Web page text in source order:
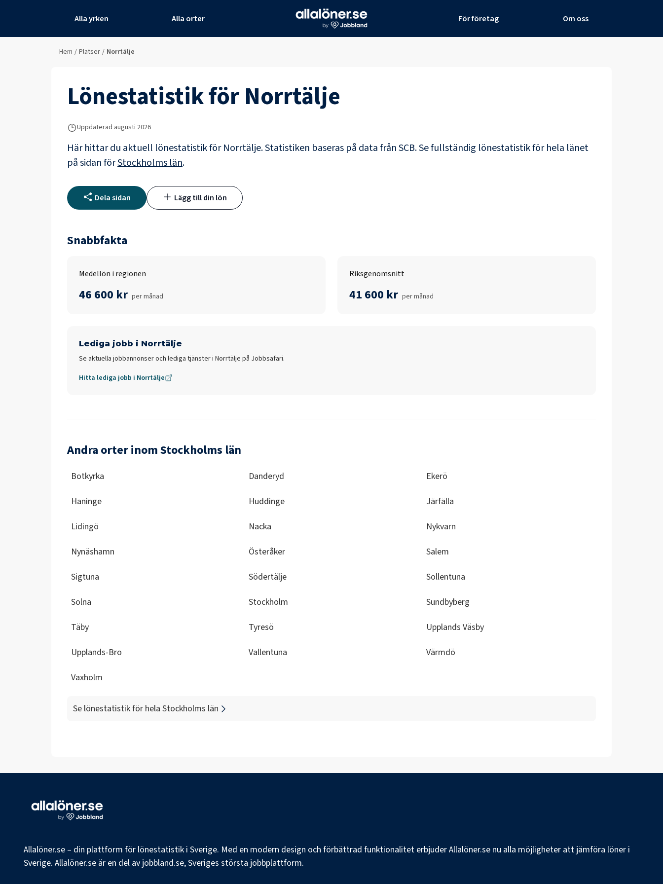
Alla yrken Alla orter För företag Om oss
Hem / Platser / Norrtälje
Lönestatistik för Norrtälje
Uppdaterad augusti 2026
Här hittar du aktuell lönestatistik för Norrtälje. Statistiken baseras på data från SCB.Se fullständig lönestatistik för hela länet
på sidan förStockholms län.
Dela sidan Lägg till din lön
Snabbfakta
Medellön i regionen
46 600 kr per månad
Riksgenomsnitt
41 600 kr per månad
Lediga jobb i Norrtälje
Se aktuella jobbannonser och lediga tjänster i Norrtälje på Jobbsafari.
Hitta lediga jobb i Norrtälje
Andra orter inom Stockholms län
Botkyrka Danderyd Ekerö
Haninge Huddinge Järfälla
Lidingö Nacka Nykvarn
Nynäshamn Österåker Salem
Sigtuna Södertälje Sollentuna
Solna Stockholm Sundbyberg
Täby Tyresö Upplands Väsby
Upplands-Bro Vallentuna Värmdö
Vaxholm
Se lönestatistik för hela Stockholms län
Allalöner.se – din plattform för lönestatistik i Sverige. Med en modern design och förbättrad funktionalitet erbjuder Allalöner.se nu alla möjligheter att jämföra löner i
Sverige. Allalöner.se är en del av jobbland.se, Sveriges största jobbplattform.